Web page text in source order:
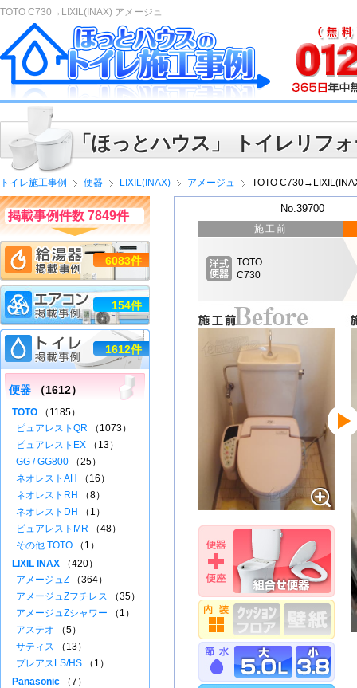
TOTO C730→LIXIL(INAX) アメージュ
「ほっとハウス」 トイレリフ
トイレ施工事例 便器 LIXIL(INAX) アメージュ TOTO
No.39700
施工前
TOTO
C730
掲載事例件数 7849件
6083件
154件
1612件
便器 （1612）
TOTO （1185）
ピュアレストQR （1073）
ピュアレストEX （13）
GG / GG800 （25）
ネオレストAH
（16）
ネオレストRH
（8）
ネオレストDH
（1）
ピュアレストMR （48）
その他 TOTO （1）
LIXIL INAX （420）
アメージュZ （364）
アメージュZフチレス （35）
アメージュZシャワー （1）
アステオ （5）
サティス （13）
プレアスLS/HS （1）
Panasonic （7）